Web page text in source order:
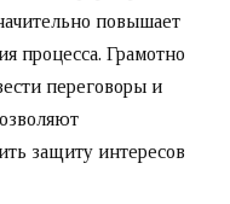
повышает
процесса. Грамотно
переговоры и
защиту интересов